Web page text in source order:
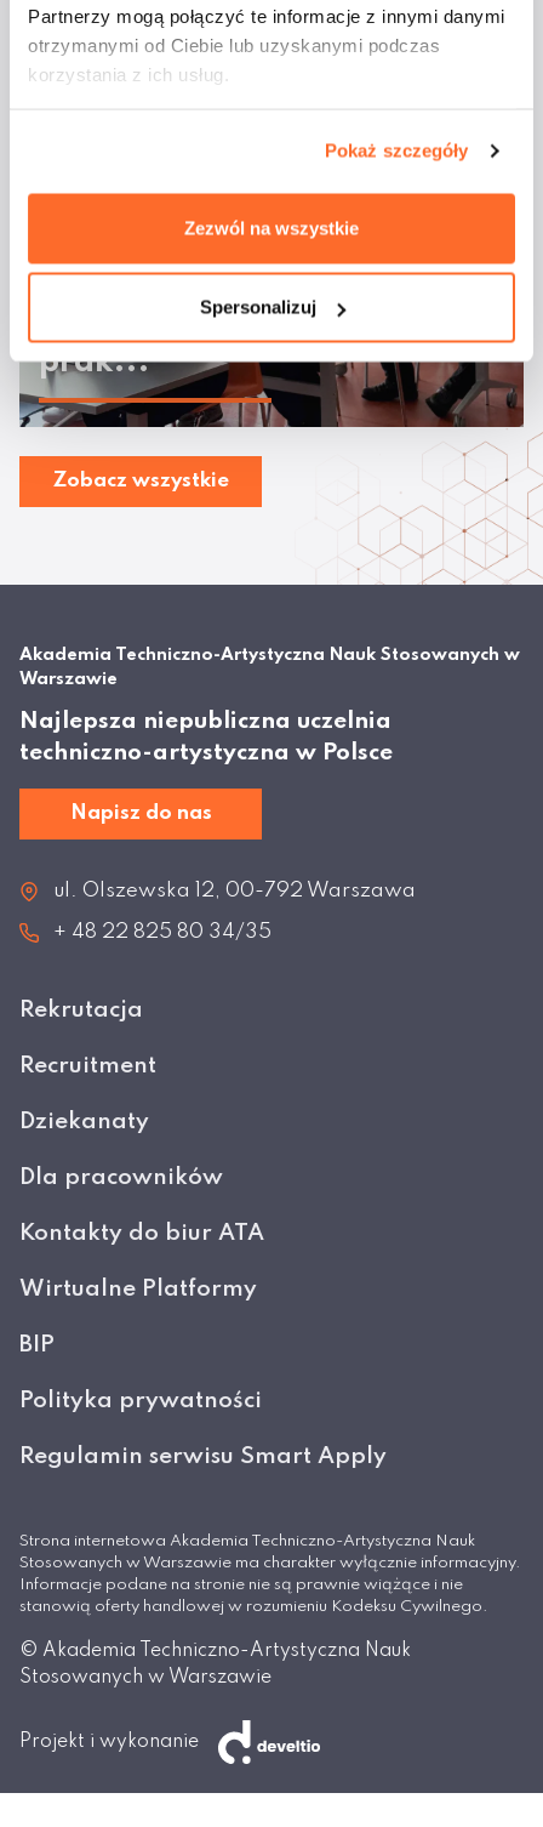
Partnerzy mogą połączyć te informacje z innymi danymi
otrzymanymi od Ciebie lub uzyskanymi podczas
korzystania z ich usług.
Pokaż szczegóły
Zezwól na wszystkie
Spersonalizuj
majówkowym rejsie
Odbyły się warsztaty
„Automatyzacja bez kodu:
No-code & Agenci AI w
prak...
Zobacz wszystkie
Akademia Techniczno-Artystyczna Nauk Stosowanych w
Warszawie
Najlepsza niepubliczna uczelnia
techniczno-artystyczna w Polsce
Napisz do nas
ul. Olszewska 12, 00-792 Warszawa
+ 48 22 825 80 34/35
Rekrutacja
Recruitment
Dziekanaty
Dla pracowników
Kontakty do biur ATA
Wirtualne Platformy
BIP
Polityka prywatności
Regulamin serwisu Smart Apply
Strona internetowa Akademia Techniczno-Artystyczna Nauk
Stosowanych w Warszawie ma charakter wyłącznie informacyjny.
Informacje podane na stronie nie są prawnie wiążące i nie
stanowią oferty handlowej w rozumieniu Kodeksu Cywilnego.
© Akademia Techniczno-Artystyczna Nauk
Stosowanych w Warszawie
Projekt i wykonanie